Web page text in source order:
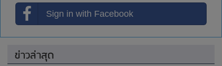
Sign in with Facebook
ข่าวล่าสุด